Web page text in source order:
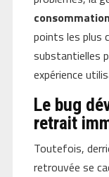
points les plus
substantielles
expérience
Le bug
retrait
Toutefois,
retrouvée se